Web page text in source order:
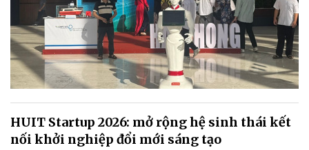
HUIT Startup 2026: mở rộng hệ sinh thái kết
nối khởi nghiệp đổi mới sáng tạo